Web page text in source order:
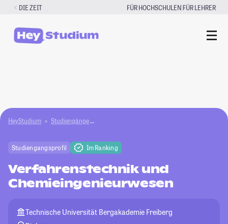
Zum
springen
DIE ZEIT FÜR HOCHSCHULEN|FÜR LEHRER
HeyStudium Studiengänge
Studiengangsprofil Im Ranking
Verfahrenstechnik und
Chemieingenieurwesen
Technische Universität Bergakademie Freiberg